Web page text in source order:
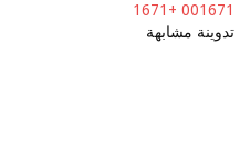
001671 +1671
تدوينة مشابهة